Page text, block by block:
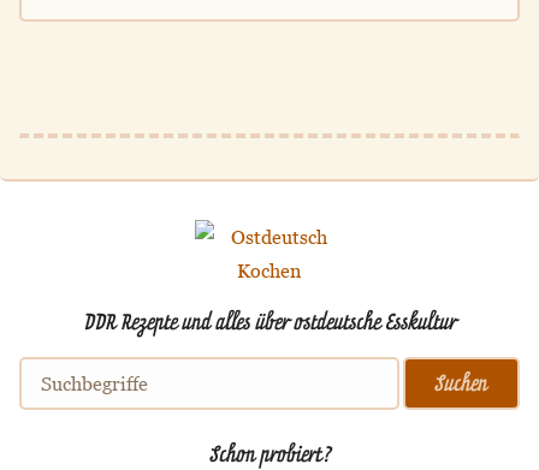
DDR Rezepte und alles über ostdeutsche Esskultur
Schon probiert?